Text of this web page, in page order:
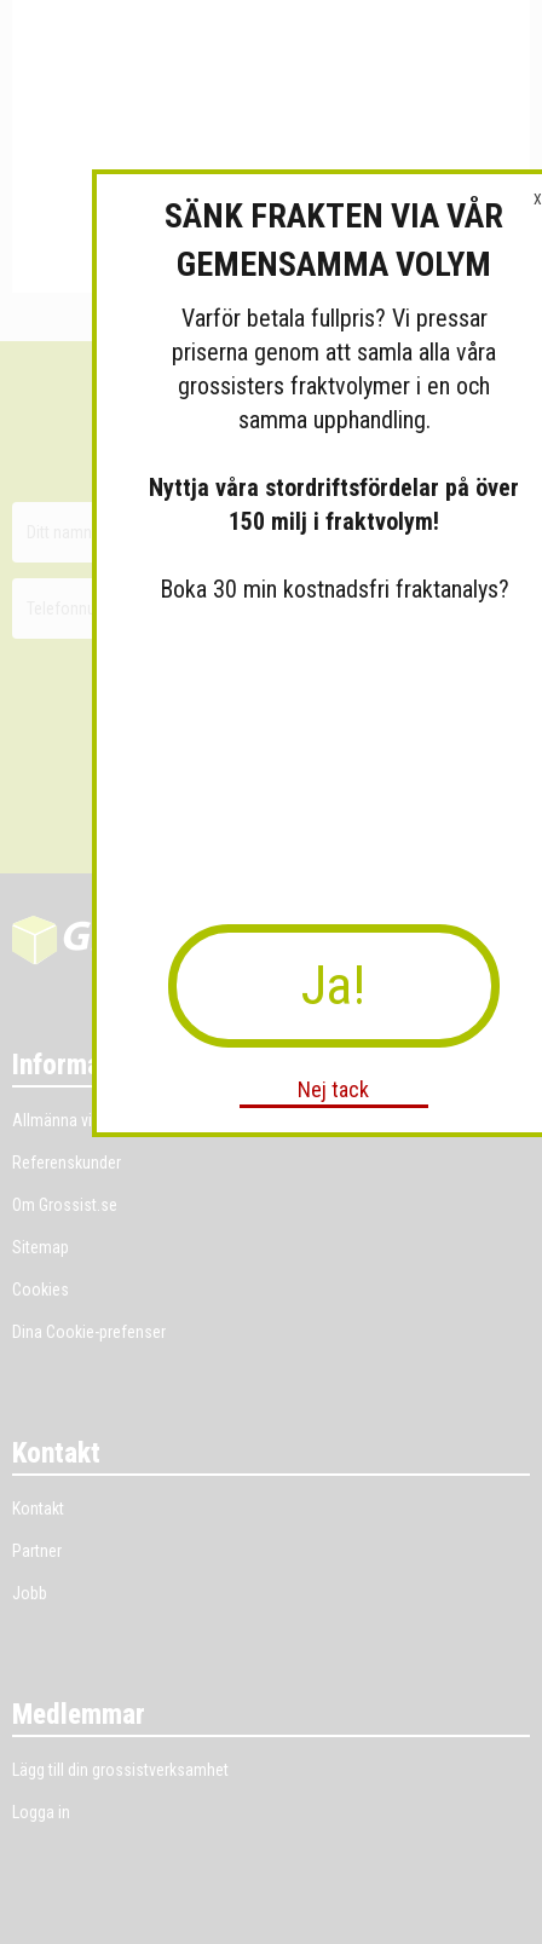
Sänk dina fraktkostnader!
Information
Allmänna villkor
Referenskunder
Om Grossist.se
Sitemap
Cookies
Dina Cookie-prefenser
Kontakt
Kontakt
Partner
Jobb
Medlemmar
Lägg till din grossistverksamhet
Logga in
X
SÄNK FRAKTEN VIA VÅR
GEMENSAMMA VOLYM
Varför betala fullpris? Vi pressar
priserna genom att samla alla våra
grossisters fraktvolymer i en och
samma upphandling.
Nyttja våra stordriftsfördelar på över
150 milj i fraktvolym!
Boka 30 min kostnadsfri fraktanalys?
Ja!
Nej tack